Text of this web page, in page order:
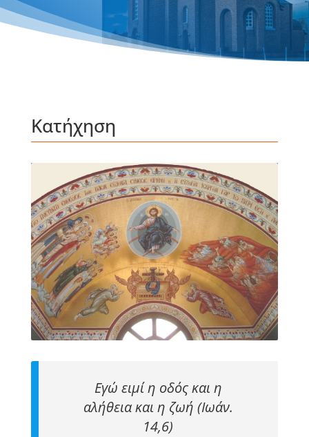
Κατήχηση
Εγώ ειμί η οδός και η
αλήθεια και η ζωή (Ιωάν.
14,6)